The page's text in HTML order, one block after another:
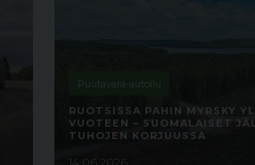
Puutavara-autoilu
RUOTSISSA PAHIN MYRSKY
VUOTEEN – SUOMALAISET
TUHOJEN KORJUUSSA